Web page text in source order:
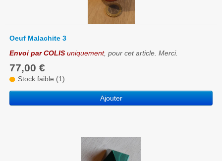
Oeuf Malachite 3
Envoi par COLIS uniquement, pour cet article. Merci.
77,00 €
Stock faible (1)
Ajouter